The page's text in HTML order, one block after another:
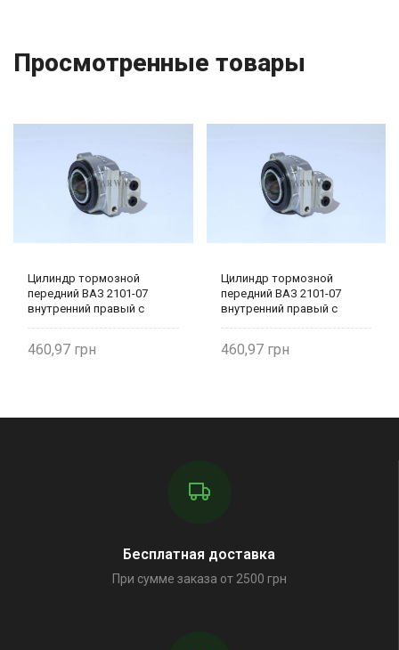
Просмотренные товары
Цилиндр тормозной
передний ВАЗ 2101-07
внутренний правый с
460,97
Цилиндр тормозной
передний ВАЗ 2101-07
внутренний правый с
460,97
Бесплатная доставка
При сумме заказа от 2500 грн